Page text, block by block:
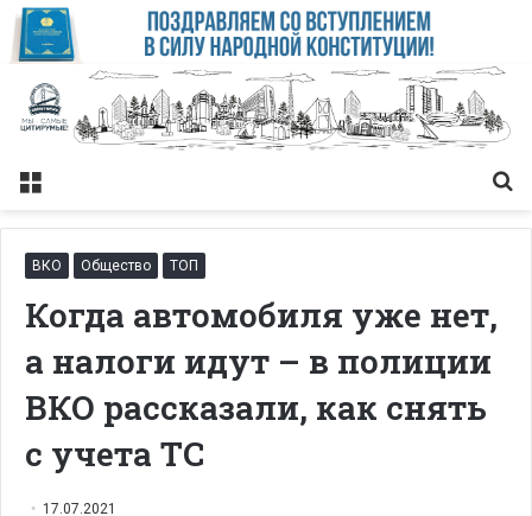
Меню
ВКО Общество ТОП
Когда автомобиля уже нет,
а налоги идут – в полиции
ВКО рассказали, как снять
с учета ТС
17.07.2021